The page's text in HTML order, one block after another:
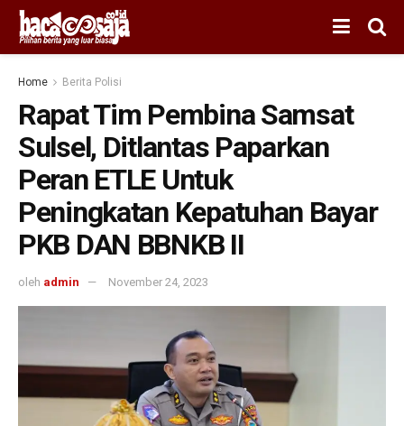
Home Berita Polisi
Rapat Tim Pembina Samsat
Sulsel, Ditlantas Paparkan
Peran ETLE Untuk
Peningkatan Kepatuhan Bayar
PKB DAN BBNKB II
oleh admin November 24, 2023